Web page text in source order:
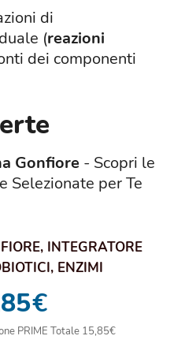
di
(reazioni
dei componenti
Gonfiore - Scopri le
Selezionate per Te
INTEGRATORE
ENZIMI
€
PRIME Totale 15,85€